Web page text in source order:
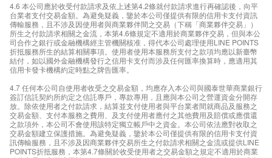
4.6 本公司應於收受付款請求及依上述第4.2條就付款請求進行再確認後，向平
台業者支付交易金額。為避免疑義，鑒於本公司僅提供有限的信用卡支付資訊
傳輸服務，且不涉及因使用者與商業夥伴間之交易（下稱「商業夥伴交易」）
所生之付款請求相關之金流，本第4.6條規定不適用於商業夥伴交易，但與本公
司合作之銀行或金融機構經主管機關核准，得代本公司處理使用LINE POINTS
折抵服務所生的結算相關事項。使用者使用本服務所支付之款項均應以新臺幣
結付，如以國外金融機構發行之信用卡支付而涉及任何匯率換算時，應適用其
信用卡發卡機構約定時點之牌告匯率。
4.7 任何本公司自使用者收受之交易金額，均應存入本公司與國泰世華商業銀行
簽訂信託契約所約定之信託專戶，專款專用，且應與本公司之營運資金分開存
放。除依使用者之付款請求，結算並支付使用者與平台業者間就商品及服務之
交易金額、支付本服務之費用、及支付使用者應付之其他費用及賠償或應償還
之款項外，本公司不會使用該特定獨立帳戶中之資金。本公司依法應對收取之
交易金額建立保護措施。為避免疑義，鑒於本公司僅提供有限的信用卡支付資
訊傳輸服務，且不涉及因商業夥伴交易所生之付款請求相關之金流或提供LINE
POINTS折抵服務，本第4.7條關於收受使用者之交易金額之規定不適用於商業